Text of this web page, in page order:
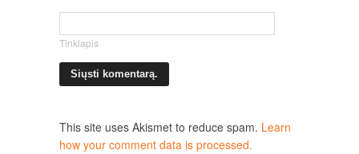
Tinklapis
This site uses Akismet to reduce spam. Learn
how your comment data is processed.